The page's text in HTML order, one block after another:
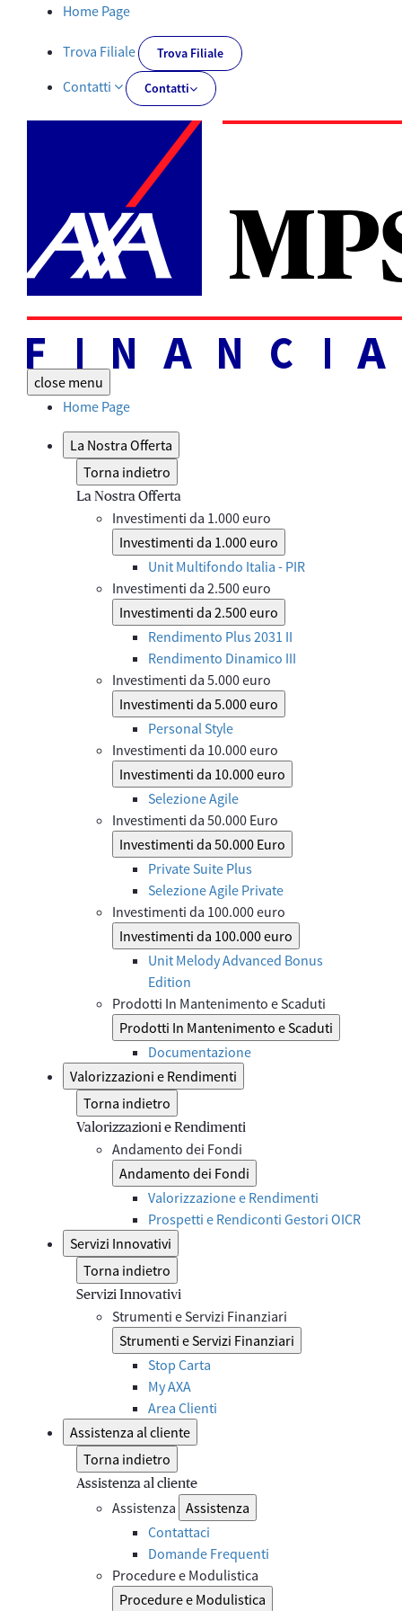
Documentazione obbligatoria | AXA MPS Financial - AXA-
Home Page
Trova Filiale Trova Filiale
Contatti Contatti
close menu
Home Page
La Nostra Offerta
Torna indietro
La Nostra Offerta
Investimenti da 1.000 euro
Investimenti da 1.000 euro
Unit Multifondo Italia - PIR
Investimenti da 2.500 euro
Investimenti da 2.500 euro
Rendimento Plus 2031 II
Rendimento Dinamico III
Investimenti da 5.000 euro
Investimenti da 5.000 euro
Personal Style
Investimenti da 10.000 euro
Investimenti da 10.000 euro
Selezione Agile
Investimenti da 50.000 Euro
Investimenti da 50.000 Euro
Private Suite Plus
Selezione Agile Private
Investimenti da 100.000 euro
Investimenti da 100.000 euro
Unit Melody Advanced Bonus
Edition
Prodotti In Mantenimento e Scaduti
Prodotti In Mantenimento e Scaduti
Documentazione
Valorizzazioni e Rendimenti
Torna indietro
Valorizzazioni e Rendimenti
Andamento dei Fondi
Andamento dei Fondi
Valorizzazione e Rendimenti
Prospetti e Rendiconti Gestori OICR
Servizi Innovativi
Torna indietro
Servizi Innovativi
Strumenti e Servizi Finanziari
Strumenti e Servizi Finanziari
Stop Carta
My AXA
Area Clienti
Assistenza al cliente
Torna indietro
Assistenza al cliente
Assistenza Assistenza
Contattaci
Domande Frequenti
Procedure e Modulistica
Procedure e Modulistica